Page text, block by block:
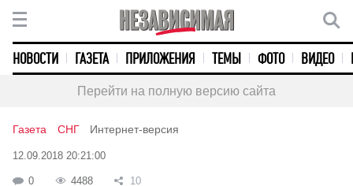
НОВОСТИ ГАЗЕТА ПРИЛОЖЕНИЯ ТЕМЫ ФОТО ВИДЕО
Перейти на полную версию сайта
Газета СНГ Интернет-версия
12.09.2018 20:21:00
0 4488 10